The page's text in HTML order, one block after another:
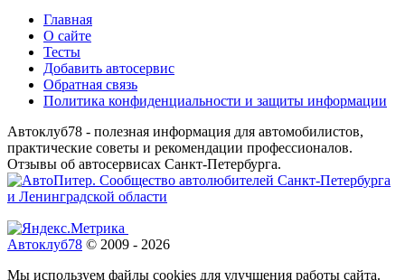
Главная
О сайте
Тесты
Добавить автосервис
Обратная связь
Политика конфиденциальности и защиты информации
Автоклуб78 - полезная информация для автомобилистов,
практические советы и рекомендации профессионалов.
Отзывы об автосервисах Санкт-Петербурга.
Автоклуб78 © 2009 - 2026
Мы используем файлы cookies для улучшения работы сайта.